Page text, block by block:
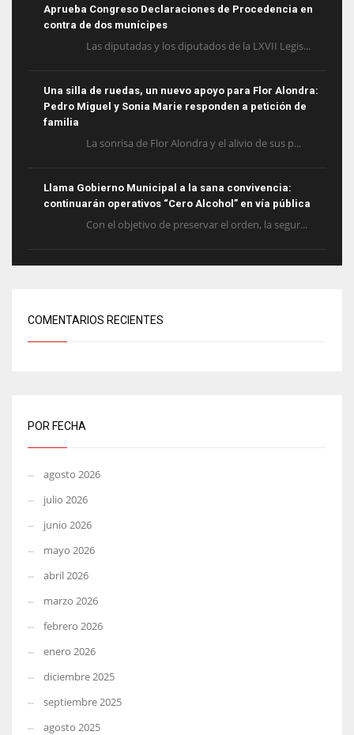
Aprueba Congreso Declaraciones de Procedencia en
contra de dos munícipes
Las diputadas y los diputados de la LXVII Legis...
Una silla de ruedas, un nuevo apoyo para Flor Alondra:
Pedro Miguel y Sonia Marie responden a petición de
familia
La sonrisa de Flor Alondra y el alivio de sus p...
Llama Gobierno Municipal a la sana convivencia:
continuarán operativos “Cero Alcohol” en vía pública
Con el objetivo de preservar el orden, la segur...
COMENTARIOS RECIENTES
POR FECHA
agosto 2026
julio 2026
junio 2026
mayo 2026
abril 2026
marzo 2026
febrero 2026
enero 2026
diciembre 2025
septiembre 2025
agosto 2025